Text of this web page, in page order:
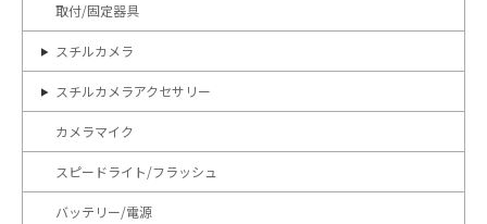
取付/固定器具
スチルカメラ
スチルカメラアクセサリー
カメラマイク
スピードライト/フラッシュ
バッテリー/電源